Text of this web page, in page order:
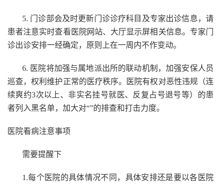
5. 门诊部会及时更新门诊诊疗科目及专家出诊信息，请
患者注意实时查看医院网站、大厅显示屏相关信息。专家门
诊出诊安排一经确定，原则上在一周内不作变动。
6. 医院将加强与属地派出所的联动机制，加强安保人员
巡查，权利维护正常的医疗秩序。医院有权对恶性违规（连
续爽约3次以上、非实名挂号就医、反复占号退号等）的患
者列入黑名单，加大对“”的排查和打击力度。
医院看病注意事项
需要提醒下
1.每个医院的具体情况不同，具体安排还是要以各医院